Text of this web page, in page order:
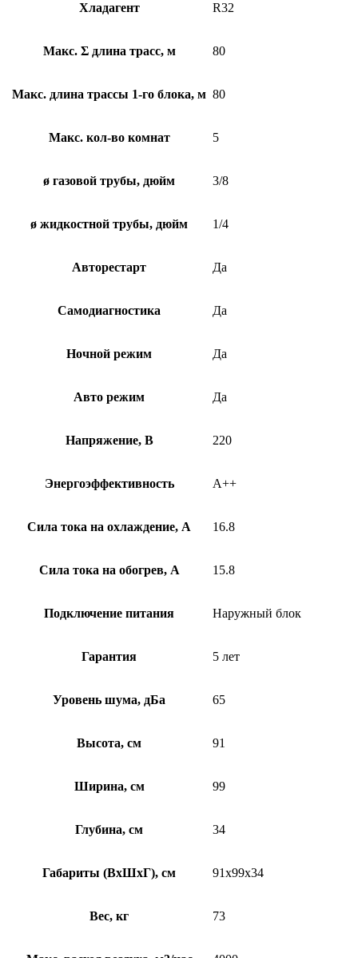
Хладагент R32
Макс. Σ длина трасс, м 80
Макс. длина трассы 1-го блока, м 80
Макс. кол-во комнат 5
ø газовой трубы, дюйм 3/8
ø жидкостной трубы, дюйм 1/4
Авторестарт Да
Самодиагностика Да
Ночной режим Да
Авто режим Да
Напряжение, В 220
Энергоэффективность A++
Сила тока на охлаждение, А 16.8
Сила тока на обогрев, А 15.8
Подключение питания Наружный блок
Гарантия 5 лет
Уровень шума, дБа 65
Высота, см 91
Ширина, см 99
Глубина, см 34
Габариты (ВхШхГ), см 91x99x34
Вес, кг 73